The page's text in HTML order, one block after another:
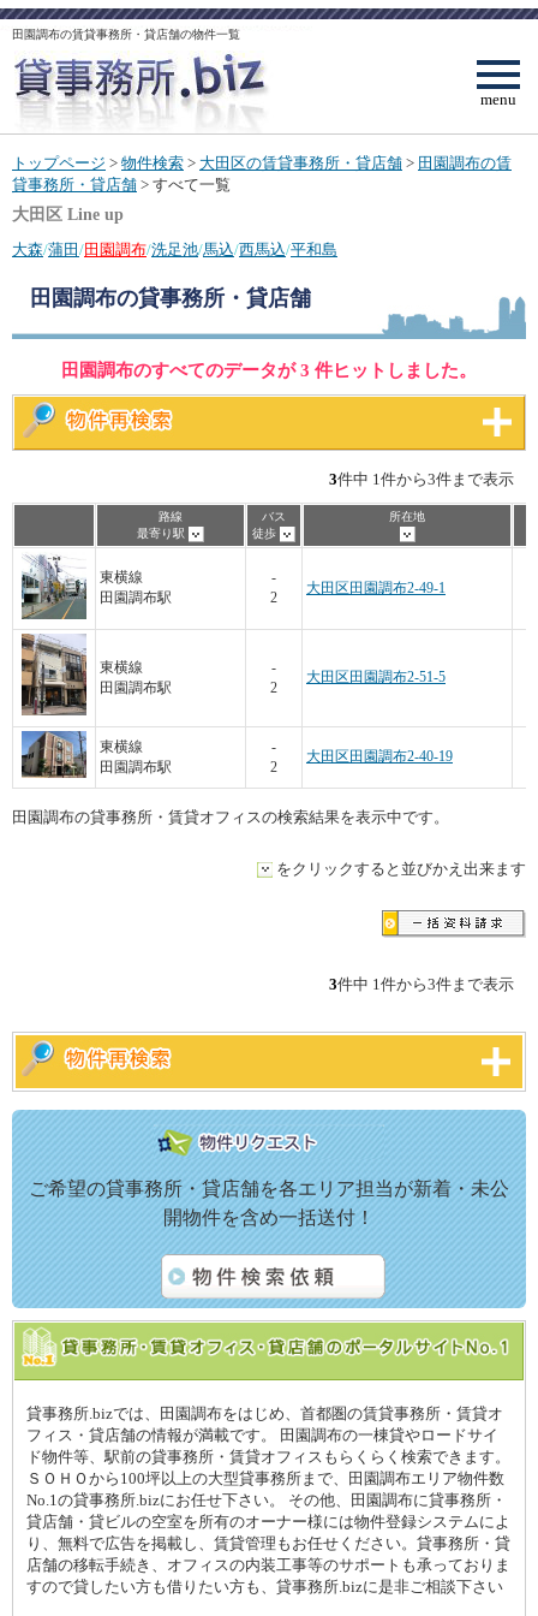
田園調布の賃貸事務所・貸店舗の物件一覧
menu
トップページ > 物件検索 > 大田区の賃貸事務所・貸店舗 > 田園調布の賃
貸事務所・貸店舗 > すべて一覧
大田区 Line up
大森/蒲田 /田園調布/洗足池/馬込/西馬込/平和島
田園調布の貸事務所・貸店舗
田園調布のすべてのデータが 3 件ヒットしました。
3件中 1件から3件まで表示
をクリックすると並びかえ出来ます
路線
最寄り駅
バス
徒歩
所在地
東横線
田園調布駅
-
2
大田区田園調布2-49-1
東横線
田園調布駅
-
2
大田区田園調布2-51-5
東横線
田園調布駅
-
2
大田区田園調布2-40-19
田園調布の貸事務所・賃貸オフィスの検索結果を表示中です。
3件中 1件から3件まで表示
ご希望の貸事務所・貸店舗を各エリア担当が新着・未公
開物件を含め一括送付！
貸事務所.bizでは、田園調布をはじめ、首都圏の賃貸事務所・賃貸オ
フィス・貸店舗の情報が満載です。 田園調布の一棟貸やロードサイ
ド物件等、駅前の貸事務所・賃貸オフィスもらくらく検索できます。
ＳＯＨＯから100坪以上の大型貸事務所まで、田園調布エリア物件数
No.1の貸事務所.bizにお任せ下さい。 その他、田園調布に貸事務所・
貸店舗・貸ビルの空室を所有のオーナー様には物件登録システムによ
り、無料で広告を掲載し、賃貸管理もお任せください。貸事務所・貸
店舗の移転手続き、オフィスの内装工事等のサポートも承っておりま
すので貸したい方も借りたい方も、貸事務所.bizに是非ご相談下さい